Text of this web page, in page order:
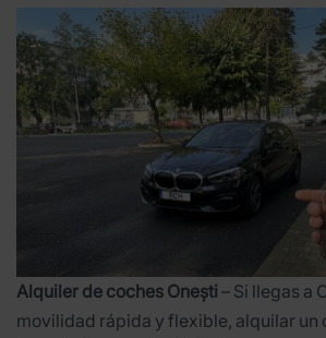
Alquiler de coches Onești – Si llegas a
movilidad rápida y flexible, alquilar un